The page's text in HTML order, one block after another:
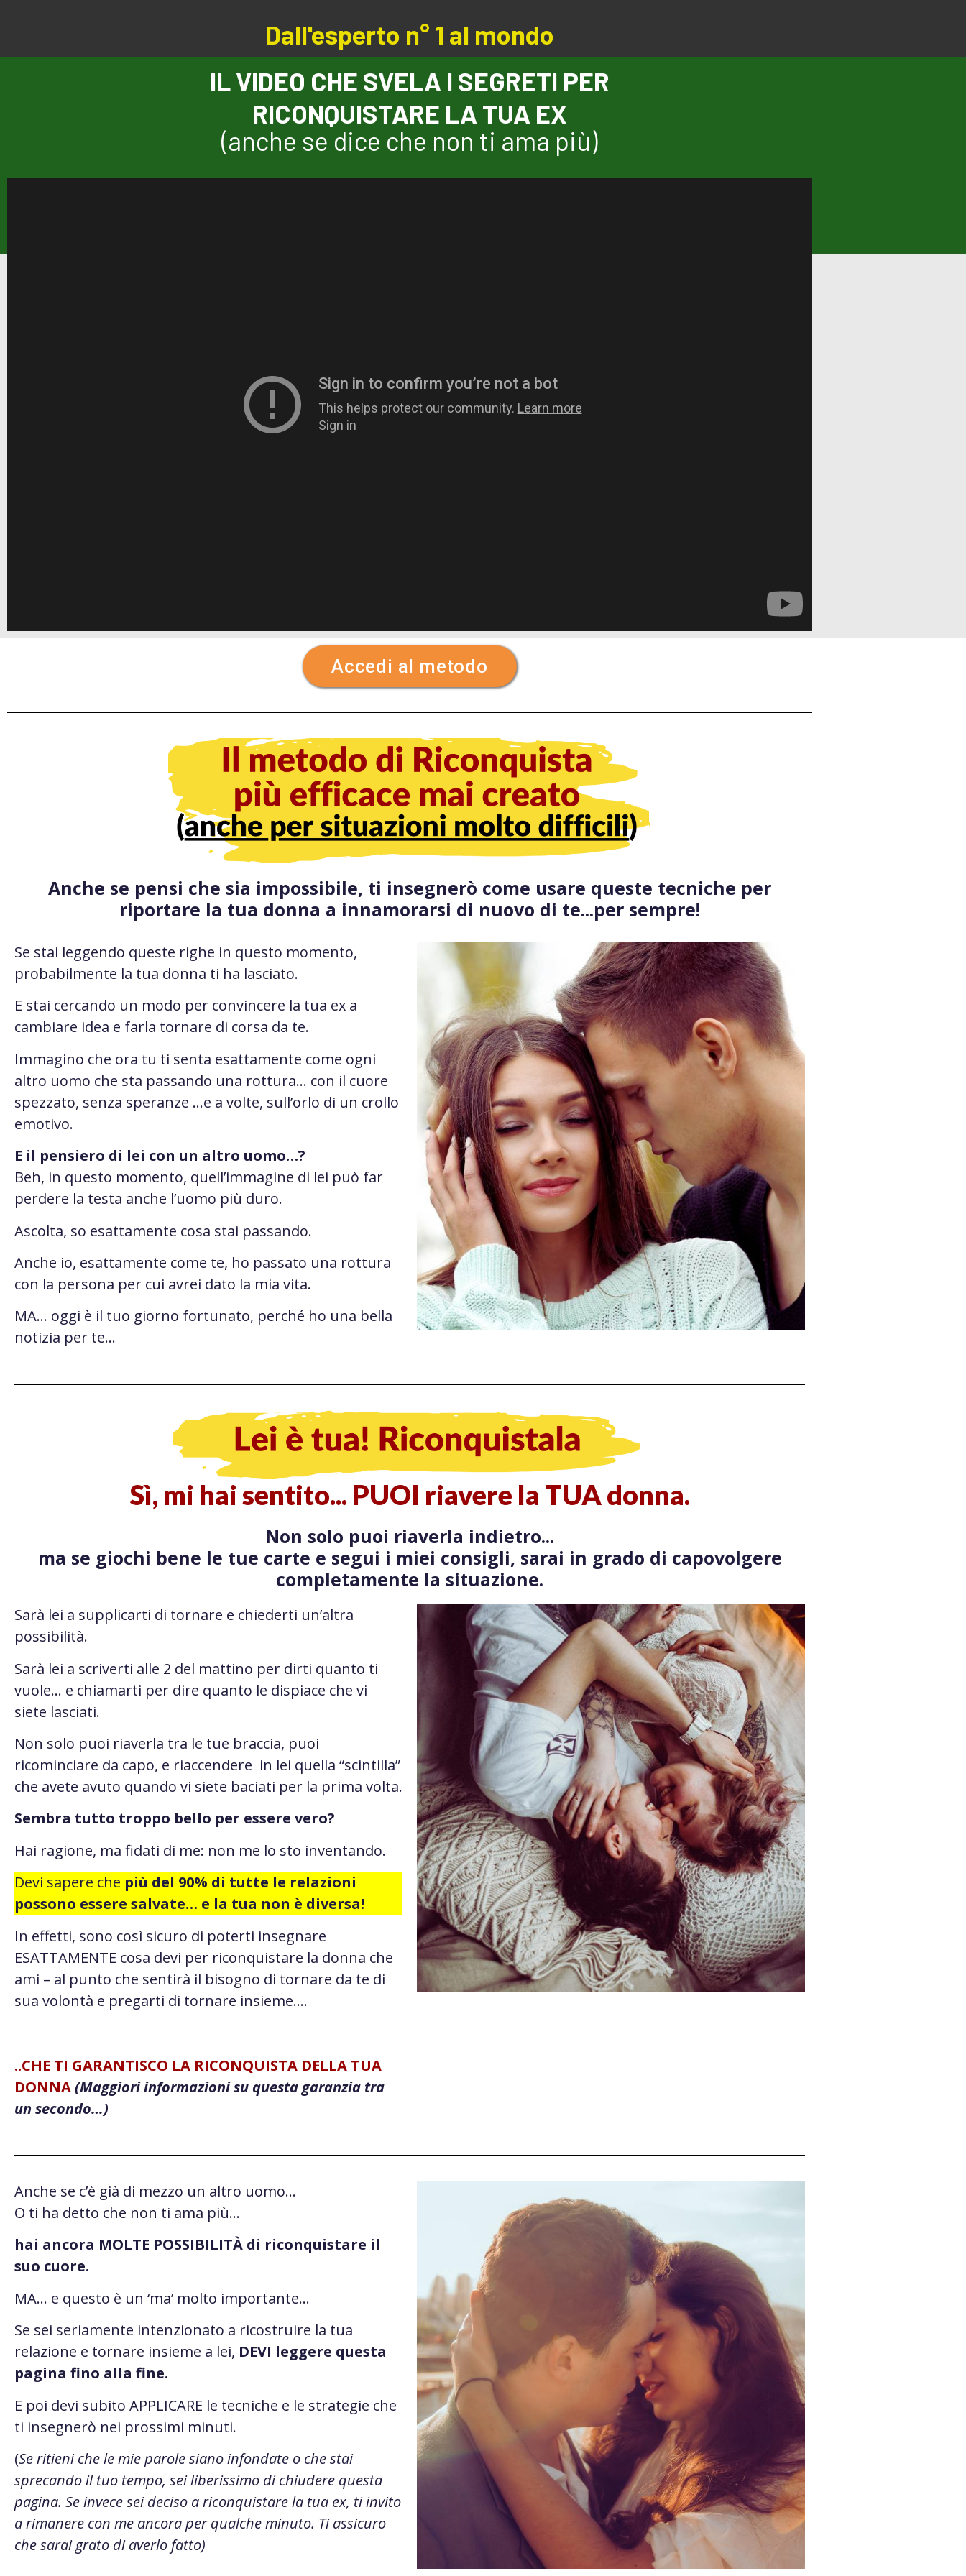
Dall'esperto n° 1 al mondo
IL VIDEO CHE SVELA I SEGRETI PER
RICONQUISTARE LA TUA EX
(anche se dice che non ti ama più)
Accedi al metodo
Anche se pensi che sia impossibile, ti insegnerò come usare queste tecniche per
riportare la tua donna a innamorarsi di nuovo di te...per sempre!
Se stai leggendo queste righe in questo momento,
probabilmente la tua donna ti ha lasciato.
E stai cercando un modo per convincere la tua ex a
cambiare idea e farla tornare di corsa da te.
Immagino che ora tu ti senta esattamente come ogni
altro uomo che sta passando una rottura… con il cuore
spezzato, senza speranze …e a volte, sull’orlo di un crollo
emotivo.
E il pensiero di lei con un altro uomo…?
Beh, in questo momento, quell’immagine di lei può far
perdere la testa anche l’uomo più duro.
Ascolta, so esattamente cosa stai passando.
Anche io, esattamente come te, ho passato una rottura
con la persona per cui avrei dato la mia vita.
MA… oggi è il tuo giorno fortunato, perché ho una bella
notizia per te…
Sì, mi hai sentito... PUOI riavere la TUA donna.
Non solo puoi riaverla indietro...
ma se giochi bene le tue carte e segui i miei consigli, sarai in grado di capovolgere
completamente la situazione.
Sarà lei a supplicarti di tornare e chiederti un’altra
possibilità.
Sarà lei a scriverti alle 2 del mattino per dirti quanto ti
vuole… e chiamarti per dire quanto le dispiace che vi
siete lasciati.
Non solo puoi riaverla tra le tue braccia, puoi
ricominciare da capo, e riaccendere in lei quella “scintilla”
che avete avuto quando vi siete baciati per la prima volta.
Sembra tutto troppo bello per essere vero?
Hai ragione, ma fidati di me: non me lo sto inventando.
Devi sapere che più del 90% di tutte le relazioni
possono essere salvate… e la tua non è diversa!
In effetti, sono così sicuro di poterti insegnare
ESATTAMENTE cosa devi per riconquistare la donna che
ami – al punto che sentirà il bisogno di tornare da te di
sua volontà e pregarti di tornare insieme….
..CHE TI GARANTISCO LA RICONQUISTA DELLA TUA
DONNA(Maggiori informazioni su questa garanzia tra
un secondo…)
Anche se c’è già di mezzo un altro uomo…
O ti ha detto che non ti ama più…
hai ancora MOLTE POSSIBILITÀ di riconquistare il
suo cuore.
MA… e questo è un ‘ma’ molto importante…
Se sei seriamente intenzionato a ricostruire la tua
relazione e tornare insieme a lei, DEVI leggere questa
pagina fino alla fine.
E poi devi subito APPLICARE le tecniche e le strategie che
ti insegnerò nei prossimi minuti.
(Se ritieni che le mie parole siano infondate o che stai
sprecando il tuo tempo, sei liberissimo di chiudere questa
pagina. Se invece sei deciso a riconquistare la tua ex, ti invito
a rimanere con me ancora per qualche minuto. Ti assicuro
che sarai grato di averlo fatto)